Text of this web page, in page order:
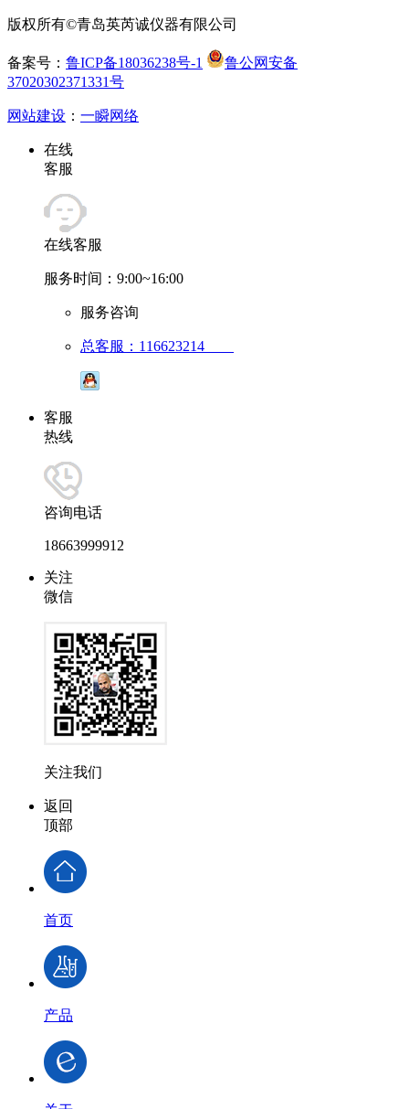
版权所有©青岛英芮诚仪器有限公司
备案号： 鲁ICP备18036238号-1
鲁公网安备
37020302371331号
网站建设 ： 一瞬网络
在线
客服
在线客服
服务时间：9:00~16:00
服务咨询
总客服：116623214
客服
热线
咨询电话
18663999912
关注
微信
关注我们
返回
顶部
首页
产品